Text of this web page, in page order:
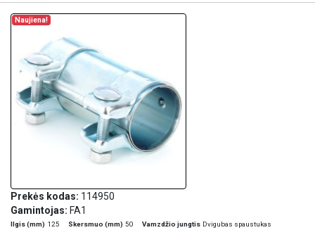
Naujiena!
Prekės kodas: 114950
Gamintojas: FA1
Ilgis (mm) 125 Skersmuo (mm) 50 Vamzdžio jungtis Dvigubas spaustukas